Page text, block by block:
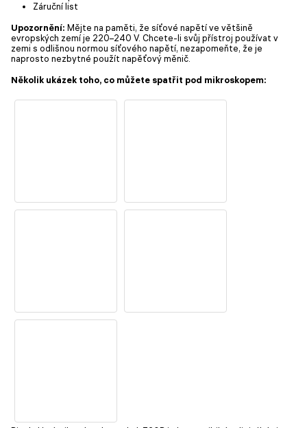
Záruční list
Upozornění: Mějte na paměti, že síťové napětí ve většině
evropských zemí je 220–240 V. Chcete-li svůj přístroj používat v
zemi s odlišnou normou síťového napětí, nezapomeňte, že je
naprosto nezbytné použít napěťový měnič.
Několik ukázek toho, co můžete spatřit pod mikroskopem: